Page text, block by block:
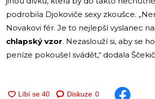
podrobila Djokoviče sexy zkoušce.
Novakovi fér. Je to nejlepší vyslanec
chlapský vzor. Nezaslouží si, aby se
peníze pokoušel svádět,“ dodala
Diskuze 0